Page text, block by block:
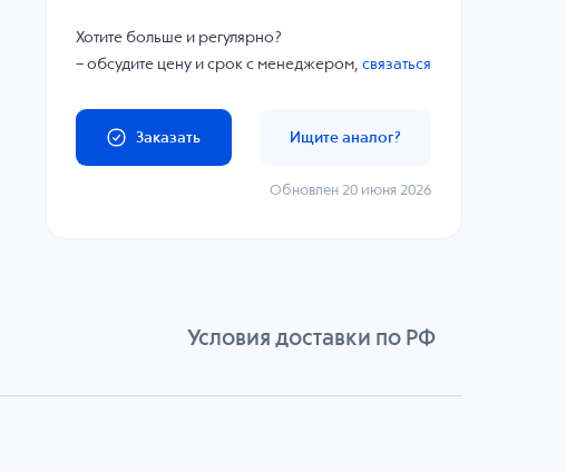
Хотите больше и регулярно?
– обсудите цену и срок с менеджером,связаться
Заказать Ищите аналог?
Обновлен 20 июня 2026
Условия доставки по РФ